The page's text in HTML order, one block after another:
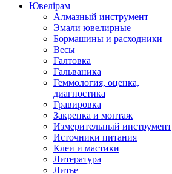
Ювелірам
Алмазный инструмент
Эмали ювелирные
Бормашины и расходники
Весы
Галтовка
Гальваника
Геммология, оценка,
диагностика
Гравировка
Закрепка и монтаж
Измерительный инструмент
Источники питания
Клеи и мастики
Литература
Литье